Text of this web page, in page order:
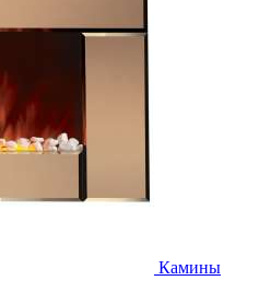
Камины